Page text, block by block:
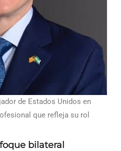
de Estados Unidos en
que refleja su rol
bilateral